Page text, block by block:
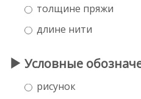
толщине пряжи
длине нити
Условные
рисунок